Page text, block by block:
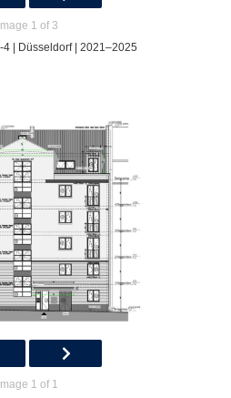
Image 1 of 3
4 | Düsseldorf | 2021–2025
1 of 1